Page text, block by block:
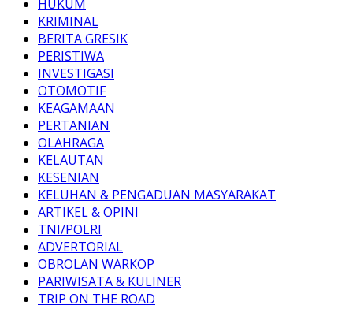
HUKUM
KRIMINAL
BERITA GRESIK
PERISTIWA
INVESTIGASI
OTOMOTIF
KEAGAMAAN
PERTANIAN
OLAHRAGA
KELAUTAN
KESENIAN
KELUHAN & PENGADUAN MASYARAKAT
ARTIKEL & OPINI
TNI/POLRI
ADVERTORIAL
OBROLAN WARKOP
PARIWISATA & KULINER
TRIP ON THE ROAD